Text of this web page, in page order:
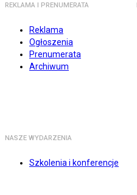
REKLAMA I PRENUMERATA
Reklama
Ogłoszenia
Prenumerata
Archiwum
NASZE WYDARZENIA
Szkolenia i konferencje